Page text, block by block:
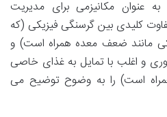
عنوان مکانیزمی برای مدیریت
کلیدی بین گرسنگی فیزیکی (که
مانند ضعف معده همراه است) و
و اغلب با تمایل به غذای خاصی
است) را به وضوح توضیح می